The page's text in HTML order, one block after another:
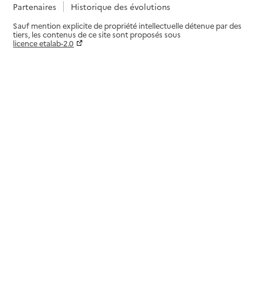
Partenaires
Historique des évolutions
Sauf mention explicite de propriété intellectuelle détenue par des
tiers, les contenus de ce site sont proposés sous
licence etalab-2.0